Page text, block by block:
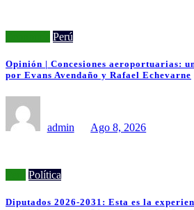
Perú
Opinión | Concesiones aeroportuarias:
por Evans Avendaño y Rafael Echevarne
admin Ago 8, 2026
Política
Diputados 2026-2031: Esta es la